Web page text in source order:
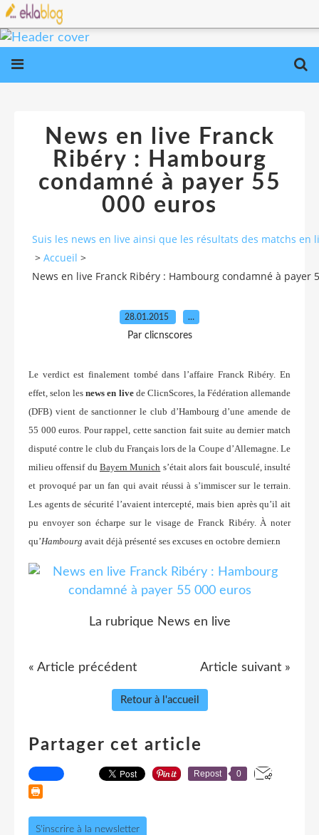
News en live Franck
Ribéry : Hambourg
condamné à payer 55
000 euros
Suis les news en live ainsi que les résultats des matchs
> Accueil >
News en live Franck Ribéry : Hambourg condamné à payer
28.01.2015 …
Par clicnscores
Le verdict est finalement tombé dans l’affaire Franck Ribéry. En
effet, selon lesnews en livede ClicnScores, la Fédération allemande
(DFB) vient de sanctionner le club d’Hambourg d’une amende de
55 000 euros. Pour rappel, cette sanction fait suite au dernier match
disputé contre le club du Français lors de la Coupe d’Allemagne. Le
milieu offensif du Bayern Munich s’était alors fait bousculé, insulté
et provoqué par un fan qui avait réussi à s’immiscer sur le terrain.
Les agents de sécurité l’avaient intercepté, mais bien après qu’il ait
pu envoyer son écharpe sur le visage de Franck Ribéry. À noter
qu’Hambourg avait déjà présenté ses excuses en octobre dernier.n
La rubrique News en live
« Article précédent Article suivant »
Retour à l'accueil
Partager cet article
Repost 0
S'inscrire à la newsletter